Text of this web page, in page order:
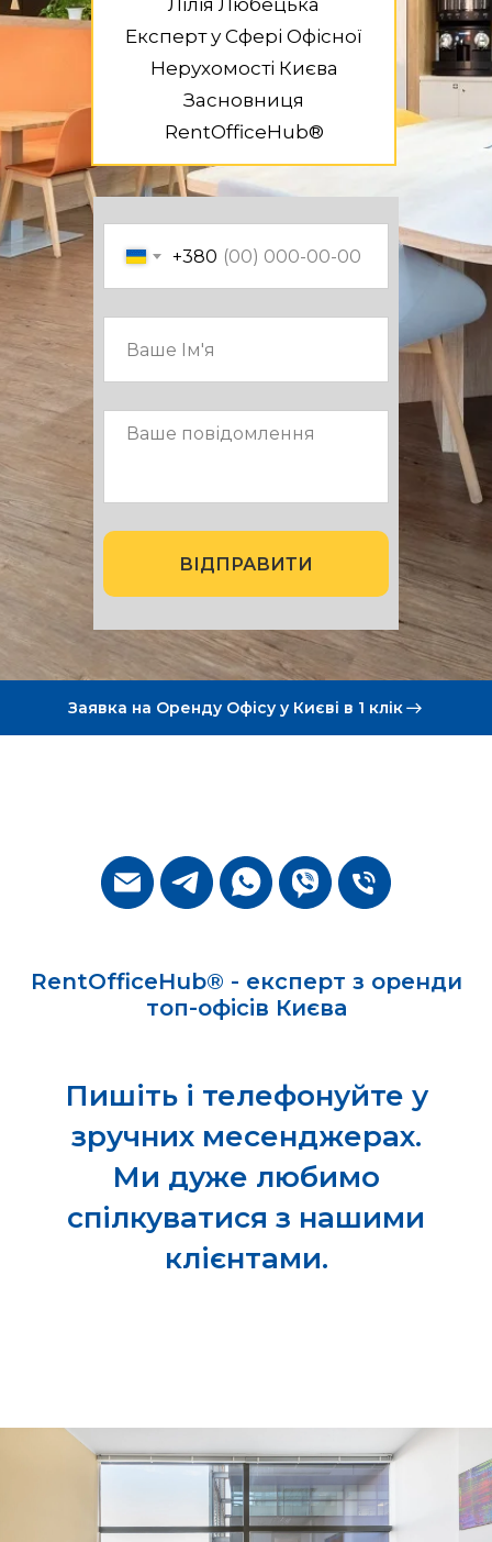
+380
ВІДПРАВИТИ
Лілія Любецька
Експерт у Сфері Офісної
Нерухомості Києва
Засновниця
RentOfficeHub®
Заявка на Оренду Офісу у Києві в 1 клік
RentOfficeHub® - експерт з оренди
топ-офісів Києва
Пишіть і телефонуйте у
зручних месенджерах.
Ми дуже любимо
спілкуватися з нашими
клієнтами.